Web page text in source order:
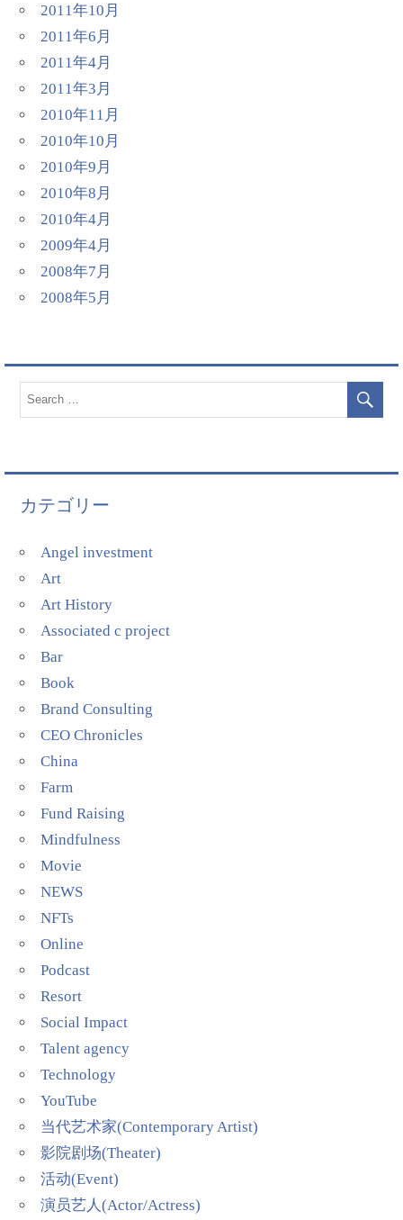
2011年10月
2011年6月
2011年4月
2011年3月
2010年11月
2010年10月
2010年9月
2010年8月
2010年4月
2009年4月
2008年7月
2008年5月
カテゴリー
Angel investment
Art
Art History
Associated c project
Bar
Book
Brand Consulting
CEO Chronicles
China
Farm
Fund Raising
Mindfulness
Movie
NEWS
NFTs
Online
Podcast
Resort
Social Impact
Talent agency
Technology
YouTube
当代艺术家(Contemporary Artist)
影院剧场(Theater)
活动(Event)
演员艺人(Actor/Actress)